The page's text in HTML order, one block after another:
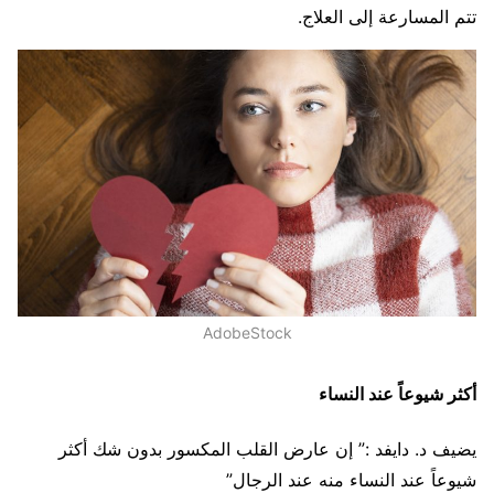
تتم المسارعة إلى العلاج.
AdobeStock
أكثر شيوعاً عند النساء
يضيف د. دايفد :” إن عارض القلب المكسور بدون شك أكثر
شيوعاً عند النساء منه عند الرجال”